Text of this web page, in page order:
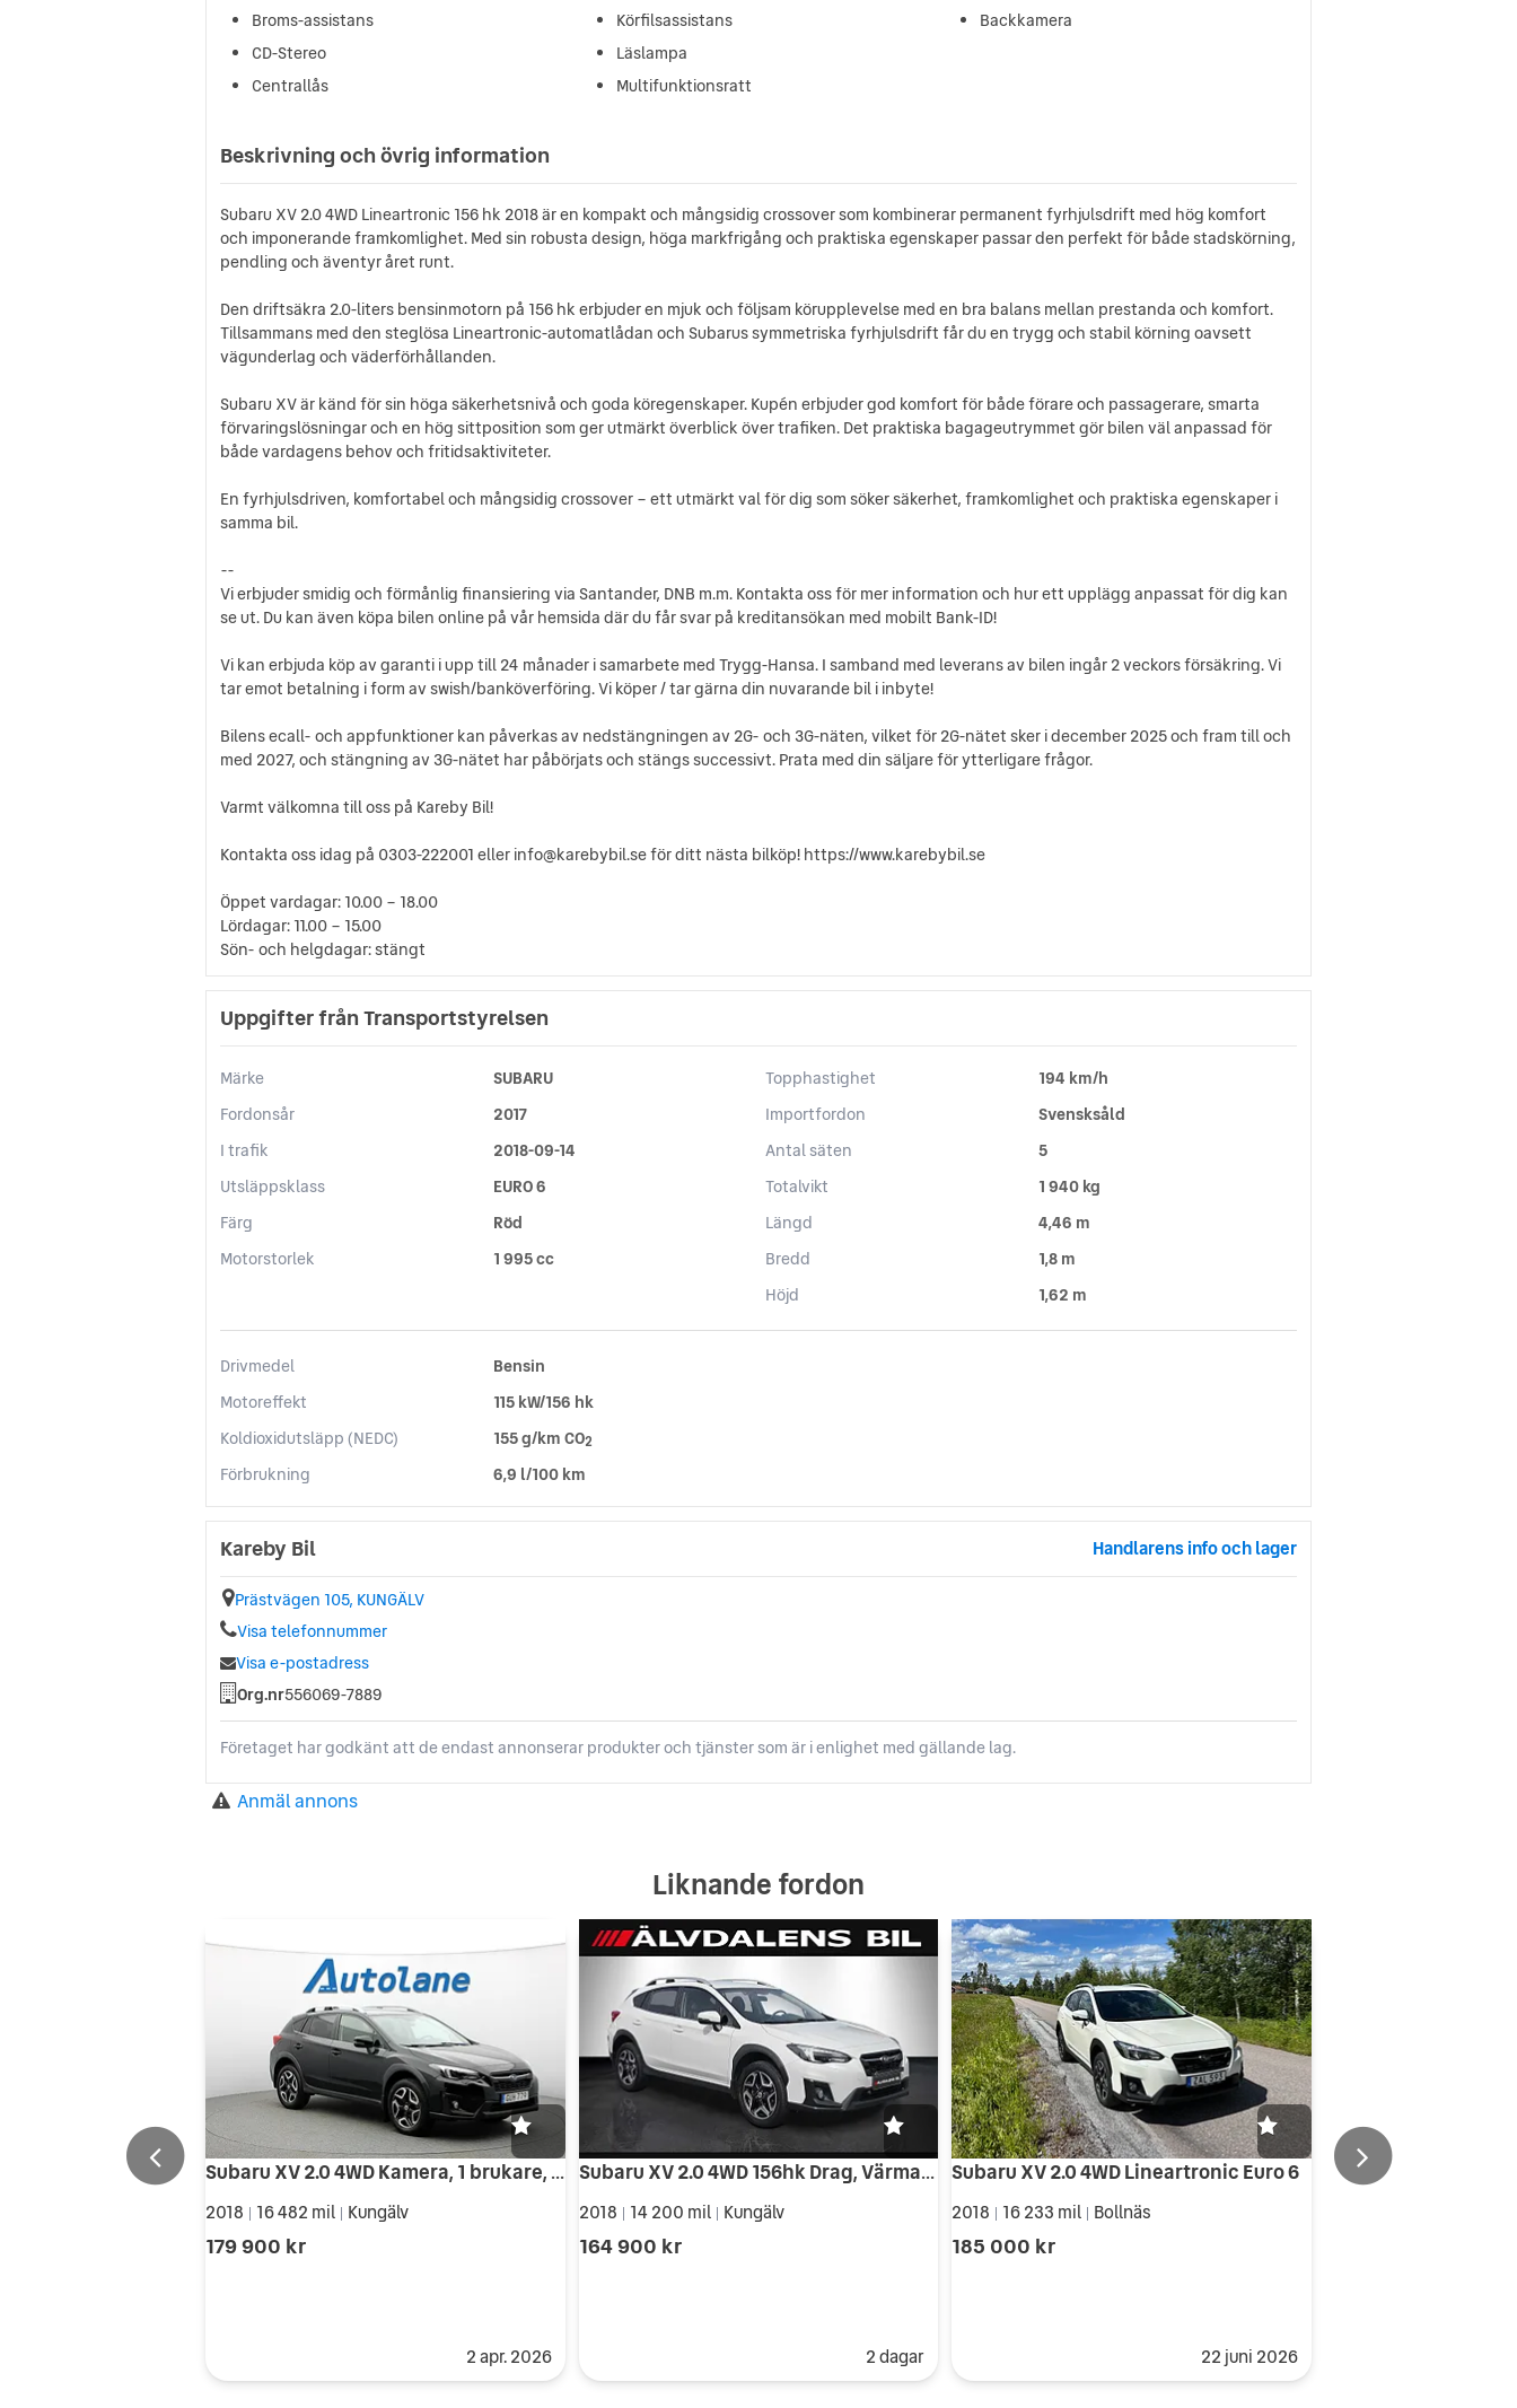
Broms-assistans
CD-Stereo
Centrallås
Körfilsassistans
Läslampa
Multifunktionsratt
Backkamera
Beskrivning och övrig information
Subaru XV 2.0 4WD Lineartronic 156 hk 2018 är en kompakt och mångsidig crossover som kombinerar permanent fyrhjulsdrift med hög komfort
och imponerande framkomlighet. Med sin robusta design, höga markfrigång och praktiska egenskaper passar den perfekt för både stadskörning,
pendling och äventyr året runt.
Den driftsäkra 2.0-liters bensinmotorn på 156 hk erbjuder en mjuk och följsam körupplevelse med en bra balans mellan prestanda och komfort.
Tillsammans med den steglösa Lineartronic-automatlådan och Subarus symmetriska fyrhjulsdrift får du en trygg och stabil körning oavsett
vägunderlag och väderförhållanden.
Subaru XV är känd för sin höga säkerhetsnivå och goda köregenskaper. Kupén erbjuder god komfort för både förare och passagerare, smarta
förvaringslösningar och en hög sittposition som ger utmärkt överblick över trafiken. Det praktiska bagageutrymmet gör bilen väl anpassad för
både vardagens behov och fritidsaktiviteter.
En fyrhjulsdriven, komfortabel och mångsidig crossover – ett utmärkt val för dig som söker säkerhet, framkomlighet och praktiska egenskaper i
samma bil.
--
Vi erbjuder smidig och förmånlig finansiering via Santander, DNB m.m. Kontakta oss för mer information och hur ett upplägg anpassat för dig kan
se ut. Du kan även köpa bilen online på vår hemsida där du får svar på kreditansökan med mobilt Bank-ID!
Vi kan erbjuda köp av garanti i upp till 24 månader i samarbete med Trygg-Hansa. I samband med leverans av bilen ingår 2 veckors försäkring. Vi
tar emot betalning i form av swish/banköverföring. Vi köper / tar gärna din nuvarande bil i inbyte!
Bilens ecall- och appfunktioner kan påverkas av nedstängningen av 2G- och 3G-näten, vilket för 2G-nätet sker i december 2025 och fram till och
med 2027, och stängning av 3G-nätet har påbörjats och stängs successivt. Prata med din säljare för ytterligare frågor.
Varmt välkomna till oss på Kareby Bil!
Kontakta oss idag på 0303-222001 eller info@karebybil.se för ditt nästa bilköp! https://www.karebybil.se
Öppet vardagar: 10.00 – 18.00
Lördagar: 11.00 – 15.00
Sön- och helgdagar: stängt
Uppgifter från Transportstyrelsen
Märke
SUBARU
Fordonsår
2017
I trafik
2018-09-14
Utsläppsklass
EURO 6
Färg
Röd
Motorstorlek
1 995 cc
Topphastighet
194 km/h
Importfordon
Svensksåld
Antal säten
5
Totalvikt
1 940 kg
Längd
4,46 m
Bredd
1,8 m
Höjd
1,62 m
Drivmedel
Bensin
Motoreffekt
115 kW/156 hk
Koldioxidutsläpp (NEDC)
155 g/km CO2
Förbrukning 6,9 l/100 km
Kareby Bil Handlarens info och lager
Prästvägen 105, KUNGÄLV
Visa telefonnummer
Visa e-postadress
Org.nr556069-7889
Företaget har godkänt att de endast annonserar produkter och tjänster som är i enlighet med gällande lag.
Anmäl annons
Liknande fordon
Subaru XV 2.0 4WD Kamera, 1 brukare, Kupévärme, Dragkrok 156hk
2018 16 482 mil Kungälv
179 900 kr
2 apr. 2026
Subaru XV 2.0 4WD 156hk Drag, Värmare, Kamera, Carplay, Adaptiv
2018 | 14 200 mil | Kungälv
164 900 kr
2 dagar
Subaru XV 2.0 4WD Lineartronic Euro 6
2018 16 233 mil Bollnäs
185 000 kr
22 juni 2026